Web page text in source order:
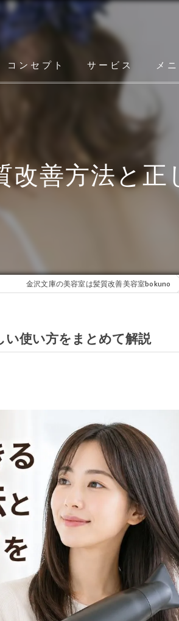
コンセプト サービス メ
改善方法と
金沢文庫の美容室は髪質改善美容室bokuno
い使い方をまとめて解説